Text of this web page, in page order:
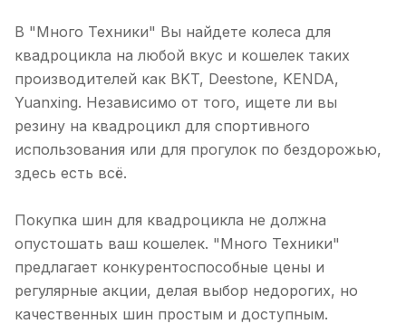
В "Много Техники" Вы найдете колеса для
квадроцикла на любой вкус и кошелек таких
производителей как BKT, Deestone, KENDA,
Yuanxing. Независимо от того, ищете ли вы
резину на квадроцикл для спортивного
использования или для прогулок по бездорожью,
здесь есть всё.
Покупка шин для квадроцикла не должна
опустошать ваш кошелек. "Много Техники"
предлагает конкурентоспособные цены и
регулярные акции, делая выбор недорогих, но
качественных шин простым и доступным.